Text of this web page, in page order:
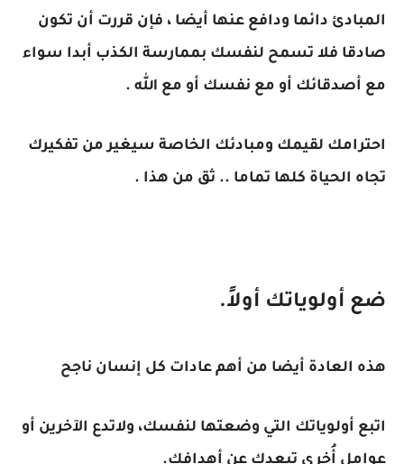
المبادئ دائما ودافع عنها أيضا ، فإن قررت أن تكون
صادقا فلا تسمح لنفسك بممارسة الكذب أبدا سواء
مع أصدقائك أو مع نفسك أو مع الله .
احترامك لقيمك ومبادئك الخاصة سيغير من تفكيرك
تجاه الحياة كلها تماما .. ثق من هذا .
ضع أولوياتك أولاً.
هذه العادة أيضا من أهم عادات كل إنسان ناجح
اتبع أولوياتك التي وضعتها لنفسك، ولاتدع الآخرين أو
عوامل أُخرى تبعدك عن أهدافك.